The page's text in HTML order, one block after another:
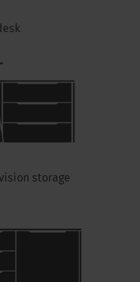
storage